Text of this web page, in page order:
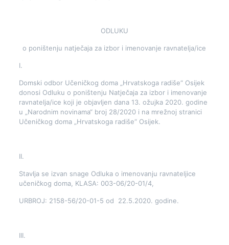
ODLUKU
o poništenju natječaja za izbor i imenovanje ravnatelja/ice
I.
Domski odbor Učeničkog doma „Hrvatskoga radiše“ Osijek
donosi Odluku o poništenju Natječaja za izbor i imenovanje
ravnatelja/ice koji je objavljen dana 13. ožujka 2020. godine
u „Narodnim novinama“ broj 28/2020 i na mrežnoj stranici
Učeničkog doma „Hrvatskoga radiše“ Osijek.
II.
Stavlja se izvan snage Odluka o imenovanju ravnateljice
učeničkog doma, KLASA: 003-06/20-01/4,
URBROJ: 2158-56/20-01-5 od 22.5.2020. godine.
III.